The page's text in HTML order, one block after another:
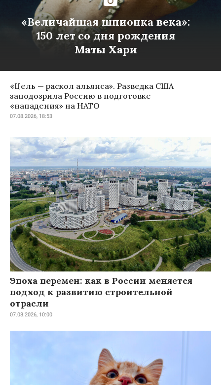
«Величайшая шпионка века»:
150 лет со дня рождения
Маты Хари
«Цель — раскол альянса». Разведка США
заподозрила Россию в подготовке
«нападения» на НАТО
07.08.2026, 18:53
Эпоха перемен: как в России меняется
подход к развитию строительной
отрасли
07.08.2026, 10:00